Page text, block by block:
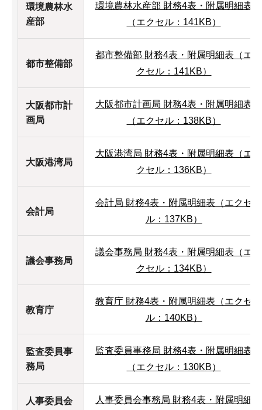
環境農林水
産部
環境農林水産部 財務4表・附属明細表
（エクセル：141KB）
都市整備部
都市整備部 財務4表・附属明細表（エ
クセル：141KB）
大阪都市計
画局
大阪都市計画局 財務4表・附属明細表
（エクセル：138KB）
大阪港湾局
大阪港湾局 財務4表・附属明細表（エ
クセル：136KB）
会計局
会計局 財務4表・附属明細表（エクセ
ル：137KB）
議会事務局
議会事務局 財務4表・附属明細表（エ
クセル：134KB）
教育庁
教育庁 財務4表・附属明細表（エクセ
ル：140KB）
監査委員事
務局
監査委員事務局 財務4表・附属明細表
（エクセル：130KB）
人事委員会
人事委員会事務局 財務4表・附属明細